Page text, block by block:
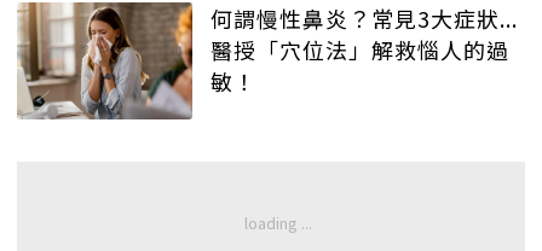
何謂慢性鼻炎？常見3大症狀...
醫授「穴位法」解救惱人的過
敏！